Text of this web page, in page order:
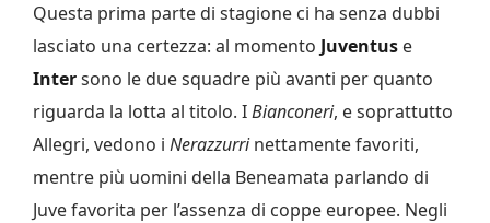
Questa prima parte di stagione ci ha senza dubbi
lasciato una certezza: al momento Juventus e
Intersono le due squadre più avanti per quanto
riguarda la lotta al titolo. IBianconeri, e soprattutto
Allegri, vedono i Nerazzurrinettamente favoriti,
mentre più uomini della Beneamata parlando di
Juve favorita per l’assenza di coppe europee. Negli